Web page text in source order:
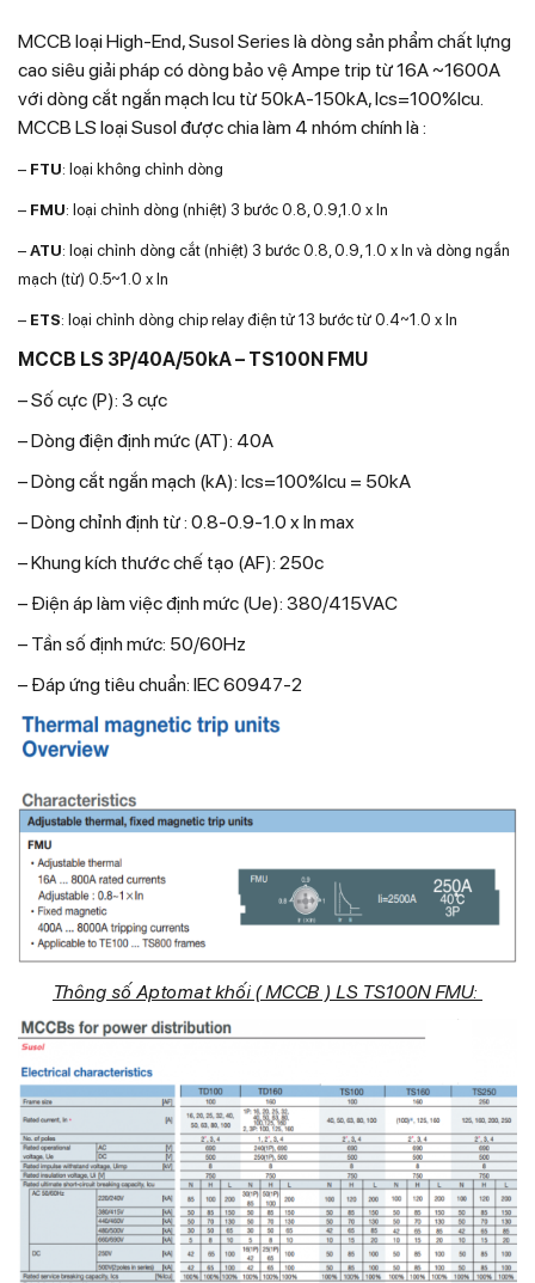
MCCB loại High-End, Susol Series là dòng sản phẩm chất lựng
cao siêu giải pháp có dòng bảo vệ Ampe trip từ 16A ~1600A
với dòng cắt ngắn mạch Icu từ 50kA-150kA, Ics=100%Icu.
MCCB LS loại Susol được chia làm 4 nhóm chính là :
– FTU: loại không chỉnh dòng
– FMU: loại chỉnh dòng (nhiệt) 3 bước 0.8, 0.9,1.0 x In
–ATU: loại chỉnh dòng cắt (nhiệt) 3 bước 0.8, 0.9, 1.0 x In và dòng ngắn
mạch (từ) 0.5~1.0 x In
– ETS: loại chỉnh dòng chip relay điện tử 13 bước từ 0.4~1.0 x In
MCCB LS 3P/40A/50kA – TS100N FMU
– Số cực (P): 3 cực
– Dòng điện định mức (AT): 40A
– Dòng cắt ngắn mạch (kA): Ics=100%Icu = 50kA
– Dòng chỉnh định từ : 0.8-0.9-1.0 x In max
– Khung kích thước chế tạo (AF): 250c
– Điện áp làm việc định mức (Ue): 380/415VAC
– Tần số định mức: 50/60Hz
– Đáp ứng tiêu chuẩn: IEC 60947-2
Thông số Aptomat khối ( MCCB ) LS TS100N FMU: